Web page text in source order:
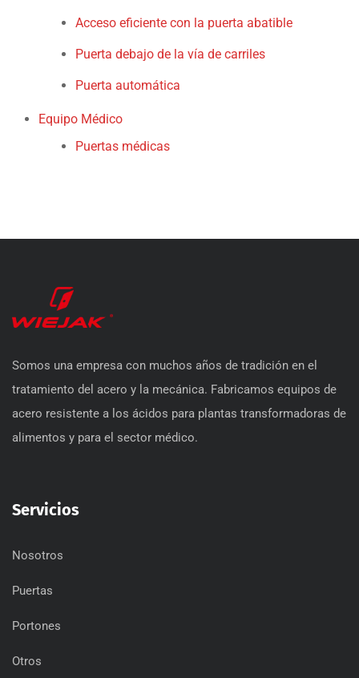
Acceso eficiente con la puerta abatible
Puerta debajo de la vía de carriles
Puerta automática
Equipo Médico
Puertas médicas
Somos una empresa con muchos años de tradición en el
tratamiento del acero y la mecánica. Fabricamos equipos de
acero resistente a los ácidos para plantas transformadoras de
alimentos y para el sector médico.
Servicios
Nosotros
Puertas
Portones
Otros